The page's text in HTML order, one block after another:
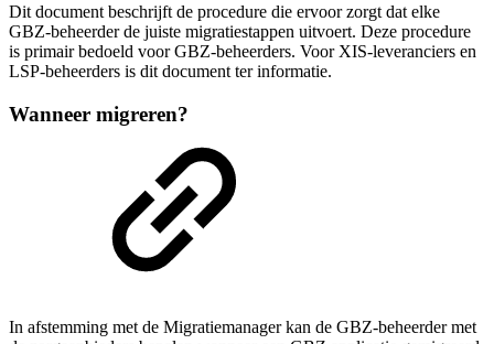
Dit document beschrijft de procedure die ervoor zorgt dat elke
GBZ-beheerder de juiste migratiestappen uitvoert. Deze procedure
is primair bedoeld voor GBZ-beheerders. Voor XIS-leveranciers en
LSP-beheerders is dit document ter informatie.
Wanneer migreren?
In afstemming met de Migratiemanager kan de GBZ-beheerder met